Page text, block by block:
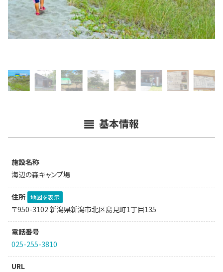
基本情報
施設名称
海辺の森キャンプ場
住所 地図を表示
〒950-3102 新潟県新潟市北区島見町1丁目135
電話番号
025-255-3810
URL